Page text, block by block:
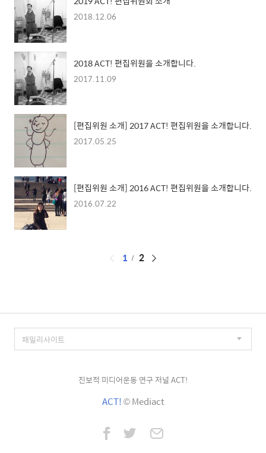
2018.12.06
2018 ACT! 편집위원을 소개합니다.
2017.11.09
[편집위원 소개] 2017 ACT! 편집위원을 소개합니다.
2017.05.25
[편집위원 소개] 2016 ACT! 편집위원을 소개합니다.
2016.07.22
페
1 2
진보적 미디어운동 연구 저널 ACT!
ACT!© Mediact